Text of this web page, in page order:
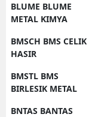
BLUME BLUME
METAL KIMYA
BMSCH BMS CELIK
HASIR
BMSTL BMS
BIRLESIK METAL
BNTAS BANTAS